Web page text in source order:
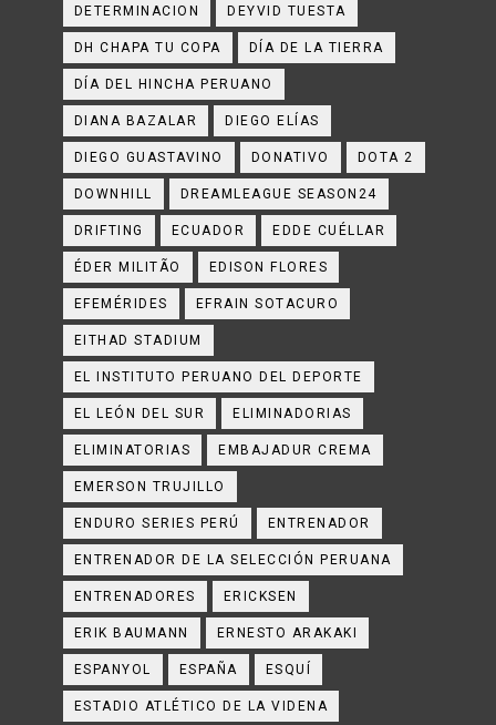
DETERMINACION DEYVID TUESTA
DH CHAPA TU COPA DÍA DE LA TIERRA
DÍA DEL HINCHA PERUANO
DIANA BAZALAR DIEGO ELÍAS
DIEGO GUASTAVINO DONATIVO DOTA 2
DOWNHILL DREAMLEAGUE SEASON24
DRIFTING ECUADOR EDDE CUÉLLAR
ÉDER MILITÃO EDISON FLORES
EFEMÉRIDES EFRAIN SOTACURO
EITHAD STADIUM
EL INSTITUTO PERUANO DEL DEPORTE
EL LEÓN DEL SUR ELIMINADORIAS
ELIMINATORIAS EMBAJADUR CREMA
EMERSON TRUJILLO
ENDURO SERIES PERÚ ENTRENADOR
ENTRENADOR DE LA SELECCIÓN PERUANA
ENTRENADORES ERICKSEN
ERIK BAUMANN ERNESTO ARAKAKI
ESPANYOL ESPAÑA ESQUÍ
ESTADIO ATLÉTICO DE LA VIDENA